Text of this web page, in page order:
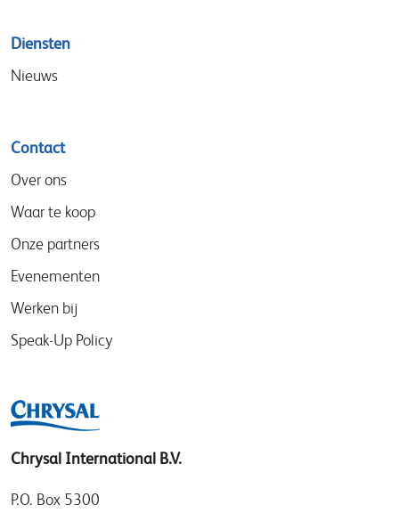
Diensten
Nieuws
Contact
Over ons
Waar te koop
Onze partners
Evenementen
Werken bij
Speak-Up Policy
Chrysal International B.V.
P.O. Box 5300